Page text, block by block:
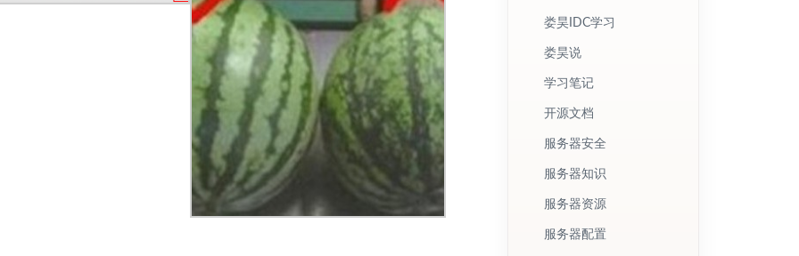
娄昊IDC学习
娄昊说
学习笔记
开源文档
服务器安全
服务器知识
服务器资源
服务器配置